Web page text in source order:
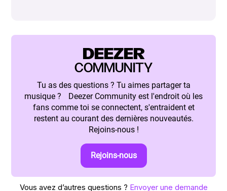
DEEZER
COMMUNITY
Tu as des questions ? Tu aimes partager ta
musique ? Deezer Community est l'endroit où les
fans comme toi se connectent, s'entraident et
restent au courant des dernières nouveautés.
Rejoins-nous !
Rejoins-nous
Vous avez d’autres questions ? Envoyer une demande